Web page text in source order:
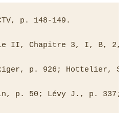
p. 148-149.
II, Chapitre 3, I, B, 2,
p. 926; Hottelier, SJ
p. 50; Lévy J., p. 337;